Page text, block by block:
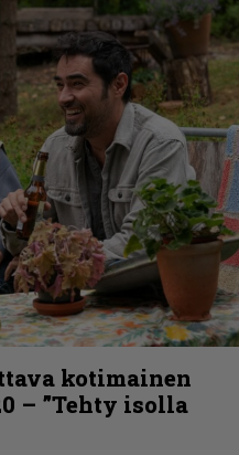
kotimainen
– ”Tehty isolla